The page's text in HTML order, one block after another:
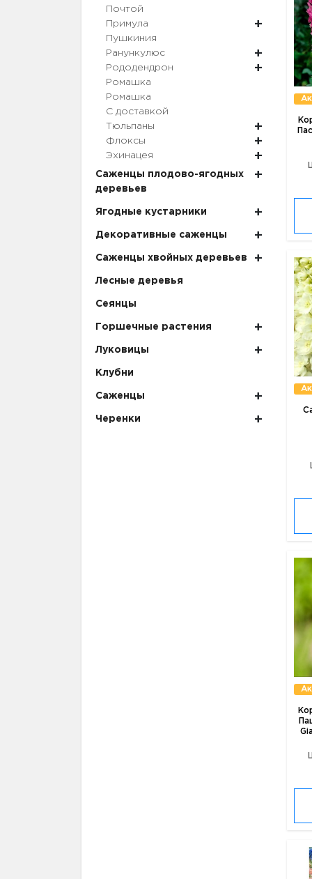
Почтой
Примула
Пушкиния
Ранункулюс
Рододендрон
Ромашка
Ромашка
С доставкой
Тюльпаны
Флоксы
Эхинацея
Саженцы плодово-ягодных
деревьев
Ягодные кустарники
Декоративные саженцы
Саженцы хвойных деревьев
Лесные деревья
Сеянцы
Горшечные растения
Луковицы
Клубни
Саженцы
Черенки